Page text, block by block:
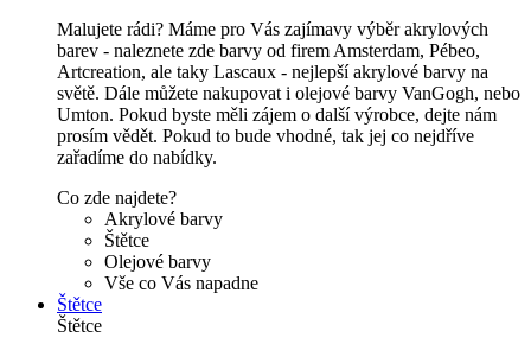
Malujete rádi? Máme pro Vás zajímavy výběr akrylových
barev - naleznete zde barvy od firem Amsterdam, Pébeo,
Artcreation, ale taky Lascaux - nejlepší akrylové barvy na
světě. Dále můžete nakupovat i olejové barvy VanGogh, nebo
Umton. Pokud byste měli zájem o další výrobce, dejte nám
prosím vědět. Pokud to bude vhodné, tak jej co nejdříve
zařadíme do nabídky.
Co zde najdete?
Akrylové barvy
Štětce
Olejové barvy
Vše co Vás napadne
Štětce
Štětce